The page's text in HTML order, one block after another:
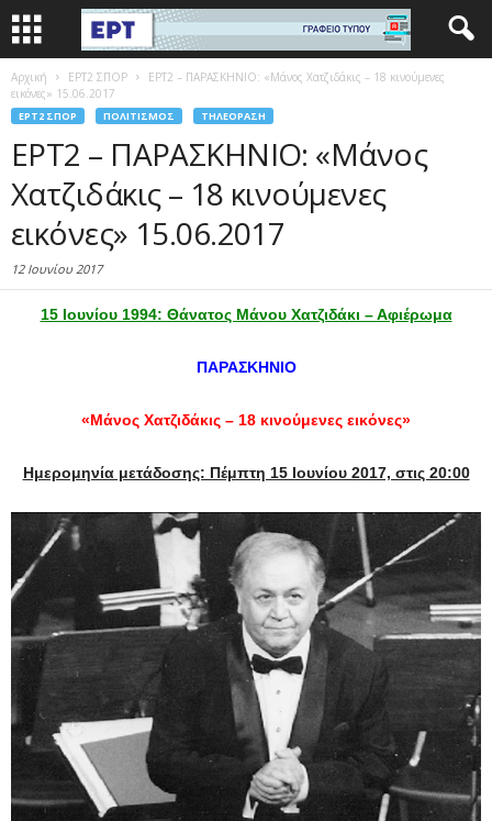
Αρχική EΡΤ2 ΣΠΟΡ
ΕΡΤ2 – ΠΑΡΑΣΚΗΝΙΟ: «Μάνος Χατζιδάκις – 18 κινούμενες
εικόνες» 15.06.2017
EΡΤ2 ΣΠΟΡ ΠΟΛΙΤΙΣΜΌΣ ΤΗΛΕΌΡΑΣΗ
ΕΡΤ2 – ΠΑΡΑΣΚΗΝΙΟ: «Μάνος
Χατζιδάκις – 18 κινούμενες
εικόνες» 15.06.2017
12 Ιουνίου 2017
15 Ιουνίου 1994: Θάνατος Μάνου Χατζιδάκι – Αφιέρωμα
ΠΑΡΑΣΚΗΝΙΟ
«Μάνος Χατζιδάκις – 18 κινούμενες εικόνες»
Ημερομηνία μετάδοσης: Πέμπτη 15 Ιουνίου 2017, στις 20:00